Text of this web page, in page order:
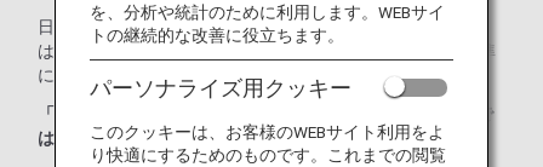
日本国外の空港にて、ANA国際線からお乗り継ぎの場合に
は、ラウンジ入室基準が異なる場合がございます。入室基準
に関しては各運航会社にお問い合わせください。
「ANA SUITE LOUNGE」ご利用券は、こちらのラウンジで
はご利用いただけません。
を、分析や統計のために利用します。WEBサイ
トの継続的な改善に役立ちます。
パーソナライズ用クッキー
このクッキーは、お客様のWEBサイト利用をよ
り快適にするためのものです。これまでの閲覧